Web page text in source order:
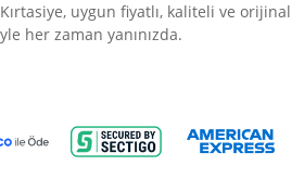
uygun fiyatlı, kaliteli ve orijinal
her zaman yanınızda.